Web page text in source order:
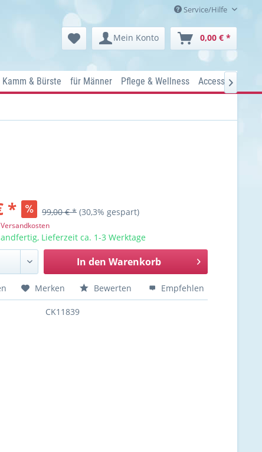
Service/Hilfe
Mein Konto 0,00 € *
Kamm & Bürste für Männer Pflege & Wellness Accessoires

* 99,00 € * (30,3% gespart)
Lieferzeit ca. 1-3 Werktage
In den Warenkorb
Merken Bewerten Empfehlen
CK11839